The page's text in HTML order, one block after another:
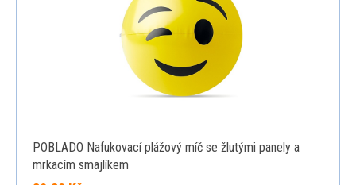
POBLADO Nafukovací plážový míč se žlutými panely a
mrkacím smajlíkem